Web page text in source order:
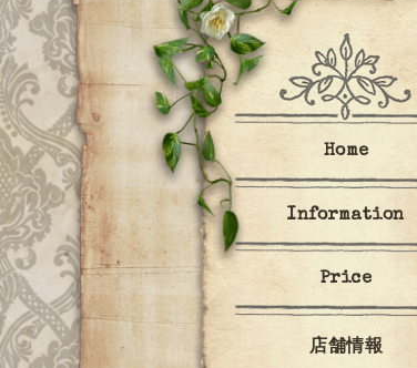
Home
Information
Price
店舗情報